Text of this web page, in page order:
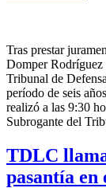
Tras prestar
Domper Rodríguez
Tribunal de
período de seis
realizó a las 9:30
Subrogante del
TDLC
pasantía